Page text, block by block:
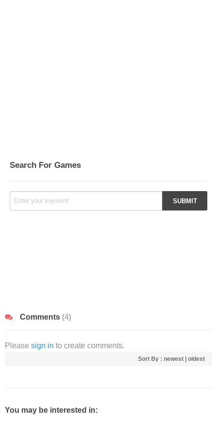
Search For Games
Comments (4)
Please sign in to create comments.
Sort By : newest oldest
You may be interested in: